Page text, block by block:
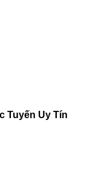
Tuyến Uy Tín